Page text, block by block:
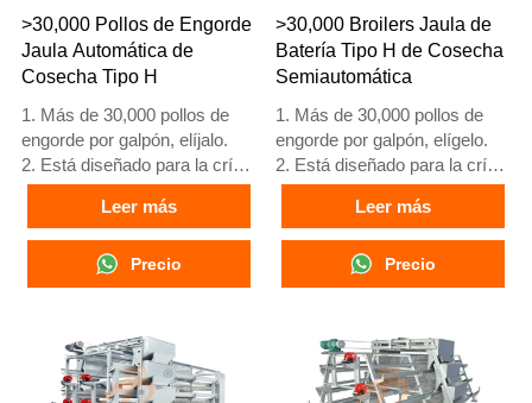
5. Nuestra recepción en línea
24 horas, el número de
What’sApp es
+8618830120193
24 horas es el número de
What’sApp: +86
18830120193.
>30,000 Pollos de Engorde
Jaula Automática de
Cosecha Tipo H
1. Más de 30,000 pollos de
engorde por galpón, elíjalo.
2. Está diseñado para la cría
de pollos de engorde de 1 a
45 días de edad listos para el
mercado.
3. Su vida útil es de más de
20 años.
24 horas, el número de
What’sApp es
+8618830120193, +234
Leer más
Precio
>30,000 Broilers Jaula de
Batería Tipo H de Cosecha
Semiautomática
1. Más de 30,000 pollos de
engorde por galpón, elígelo.
2. Está diseñado para la cría
de pollos de engorde de 1 a
45 días de edad listos para el
mercado.
3. Su vida útil es de más de
20 años.
24 horas, el número de
What’sApp es
+8618830120193, +234
Leer más
Precio